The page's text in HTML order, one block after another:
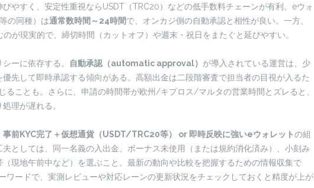
やすく、安定性重視ならUSDT（TRC20）などの低手数料チェーンが有利。eウォ
の同種）は通常数時間～24時間で、オンカジ側の自動承認と相性が良い。一方、
のが現実的で、締切時間（カットオフ）や週末・祝日をまたぐと延びやすい。
ーに依存する。 自動承認（automatic approval） が導入されている運営は、少
先して即時承認する傾向がある。高額出金は二段階審査で担当者の目視が入るた
ることも。さらに、申請の時間帯が欧州/キプロス/マルタの営業時間とズレると、
理が遅れる。
事前KYC完了＋仮想通貨（USDT/TRC20等） or 即時反映に強いeウォレットの組
としては、同一名義の入出金、ボーナス未使用（または規約消化済み）、小刻み
現地午前中など）を選ぶこと。最新の動向や比較を把握するための情報収集で
ワードで、実測レビューや対応レーンの更新状況をチェックしておくと精度が上が